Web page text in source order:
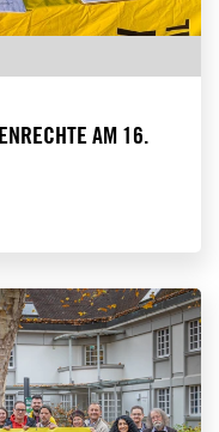
AM 16.